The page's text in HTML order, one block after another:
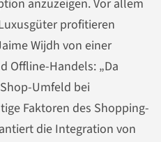
anzuzeigen. Vor allem
profitieren
Wijdh von einer
Offline-Handels: „Da
Umfeld bei
Faktoren des Shopping-
die Integration von